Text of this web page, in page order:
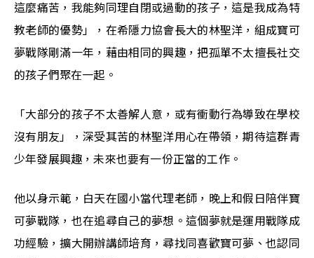
這麼痛苦，我能夠同理自閉或過動的孩子，這是我成為特
教老師的優勢」，在希隱力協會長大的林聖洋，組成寶可
夢戰隊剛滿一年，藉由相同的興趣，把孤單不太擅長社交
的孩子們聚在一起。
「大部分的孩子不太善解人意，或有衝動行為導致在學校
沒有朋友」，深受其苦的林聖洋用心在帶領，期待這群青
少年發展興趣，未來也要有一份正當的工作。
他以身示範，白天在國小當代理老師，晚上和假日陪伴寶
可夢戰隊，也在追尋自己的夢想。這個夢就是運用戰隊成
功經驗，擴大開辦講師培育，尋找同喜歡寶可夢、也認同